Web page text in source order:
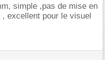
simple ,pas de mise en
excellent pour le visuel